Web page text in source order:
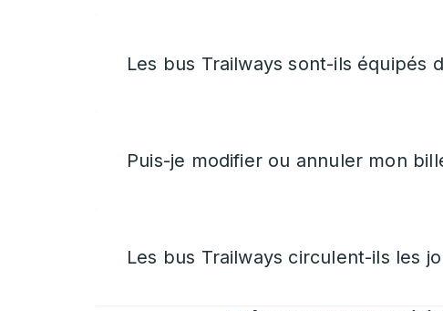
Les bus Trailways sont-ils équipés
Puis-je modifier ou annuler mon
Les bus Trailways circulent-ils les